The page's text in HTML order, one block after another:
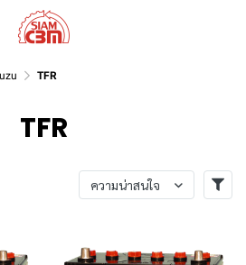
TFR
TFR
ความน่าสนใจ